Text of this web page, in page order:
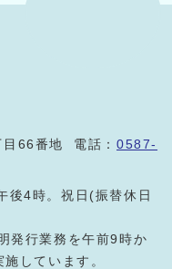
目66番地 電話：0587-
後4時。祝日(振替休日
発行業務を午前9時か
しています。